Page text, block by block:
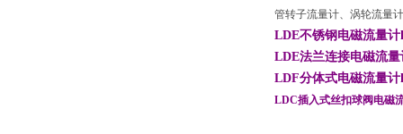
管转子流量计、涡轮流量
LDE不锈钢电磁流量
LDE法兰连接电磁流
LDF分体式电磁流量
LDC插入式丝扣球阀电磁